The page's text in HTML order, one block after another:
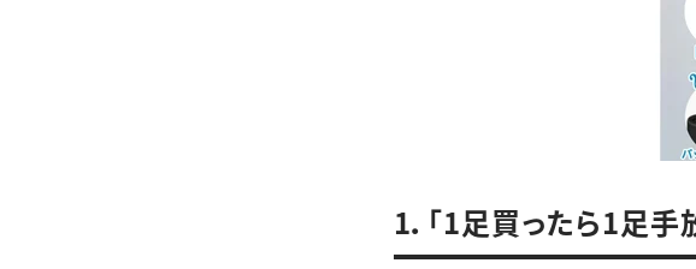
1．「1足買ったら1足手